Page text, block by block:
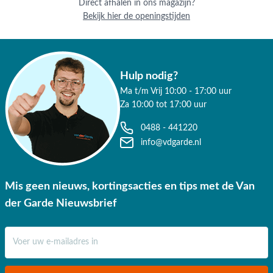
3 fysieke showrooms
Direct afhalen in ons magazijn?
Bekijk hier de openingstijden
Hulp nodig?
Ma t/m Vrij 10:00 - 17:00 uur
Za 10:00 tot 17:00 uur
0488 - 441220
info@vdgarde.nl
Mis geen nieuws, kortingsacties en tips met de Van
der Garde Nieuwsbrief